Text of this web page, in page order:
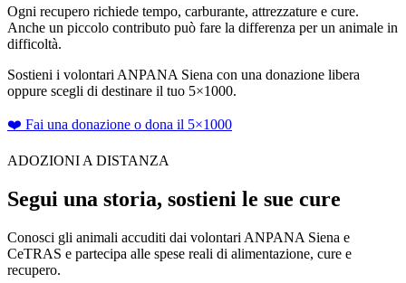
Ogni recupero richiede tempo, carburante, attrezzature e cure.
Anche un piccolo contributo può fare la differenza per un animale in
difficoltà.
Sostieni i volontari ANPANA Siena con una donazione libera
oppure scegli di destinare il tuo 5×1000.
❤️ Fai una donazione o dona il 5×1000
ADOZIONI A DISTANZA
Segui una storia, sostieni le sue cure
Conosci gli animali accuditi dai volontari ANPANA Siena e
CeTRAS e partecipa alle spese reali di alimentazione, cure e
recupero.